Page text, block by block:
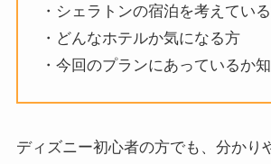
・シェラトンの宿泊を考えてい
・どんなホテルか気になる方
・今回のプランにあっているか
ディズニー初心者の方でも、分かり